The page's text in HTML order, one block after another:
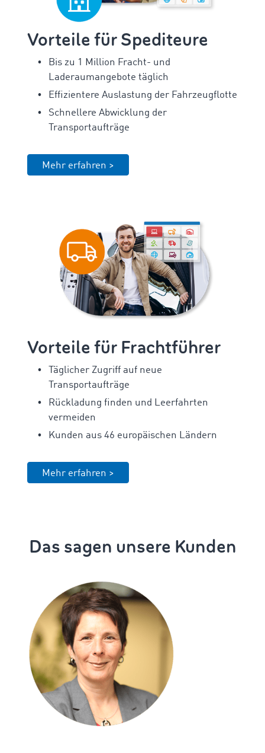
Vorteile für Spediteure
Bis zu 1 Million Fracht- und
Laderaumangebote täglich
Effizientere Auslastung der Fahrzeugflotte
Schnellere Abwicklung der
Transportaufträge
Mehr erfahren >
Vorteile für Frachtführer
Täglicher Zugriff auf neue
Transportaufträge
Rückladung finden und Leerfahrten
vermeiden
Kunden aus 46 europäischen Ländern
Mehr erfahren >
Das sagen unsere Kunden